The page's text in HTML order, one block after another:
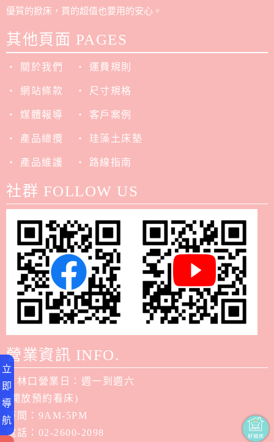
優質的掀床，買的超值也要用的安心。
其他頁面 PAGES
‧ 關於我們 ‧ 運費規則
‧ 網站條款 ‧ 尺寸規格
‧ 媒體報導 ‧ 客戶案例
‧ 產品總攬 ‧ 珪藻土床墊
‧ 產品維護 ‧ 路線指南
社群 FOLLOW US
營業資訊 INFO.
．林口營業日：週一到週六
(開放預約看床)
時間：9AM-5PM
電話：02-2600-2098
立
即
導
航